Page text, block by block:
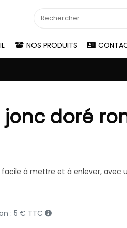
NOS PRODUITS
jonc doré
à mettre et à enlever, avec
: 5 € TTC